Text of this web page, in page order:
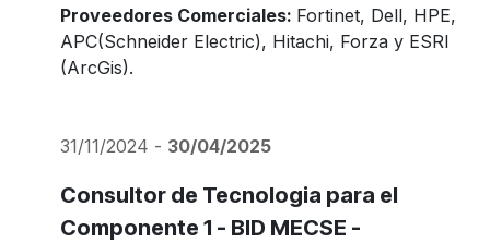
Proveedores Comerciales: Fortinet, Dell, HPE,
APC(Schneider Electric), Hitachi, Forza y ESRI
(ArcGis).
31/11/2024 - 30/04/2025
Consultor de Tecnologia para el
Componente 1 - BID MECSE -